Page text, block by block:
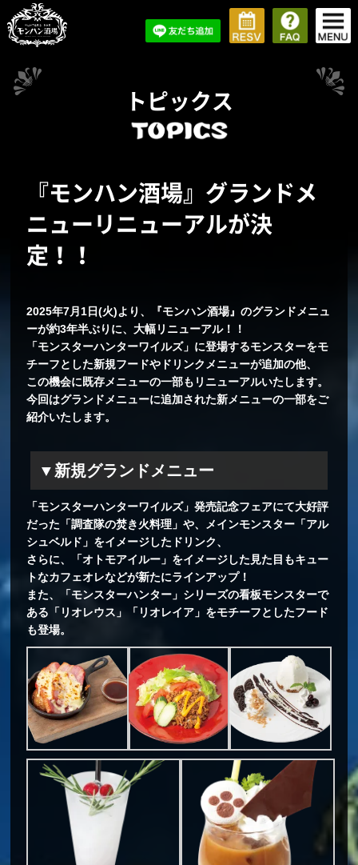
トピックス
『モンハン酒場』グランドメ
ニューリニューアルが決
定！！
2025年7月1日(火)より、『モンハン酒場』のグランドメニュ
ーが約3年半ぶりに、大幅リニューアル！！
「モンスターハンターワイルズ」に登場するモンスターをモ
チーフとした新規フードやドリンクメニューが追加の他、
この機会に既存メニューの一部もリニューアルいたします。
今回はグランドメニューに追加された新メニューの一部をご
紹介いたします。
▼新規グランドメニュー
「モンスターハンターワイルズ」発売記念フェアにて大好評
だった「調査隊の焚き火料理」や、メインモンスター「アル
シュベルド」をイメージしたドリンク、
さらに、「オトモアイルー」をイメージした見た目もキュー
トなカフェオレなどが新たにラインアップ！
また、「モンスターハンター」シリーズの看板モンスターで
ある「リオレウス」「リオレイア」をモチーフとしたフード
も登場。